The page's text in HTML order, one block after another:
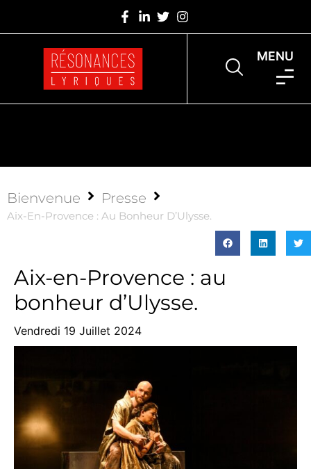
MENU
Bienvenue Presse
Aix-En-Provence : Au Bonheur D’Ulysse.
Aix-en-Provence : au
bonheur d’Ulysse.
Vendredi 19 Juillet 2024